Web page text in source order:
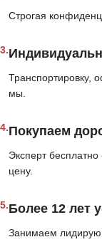
Строгая
3.
Транспортировку,
мы.
4.Покупаем
Эксперт
цену.
5.Более 12 лет
Занимаем